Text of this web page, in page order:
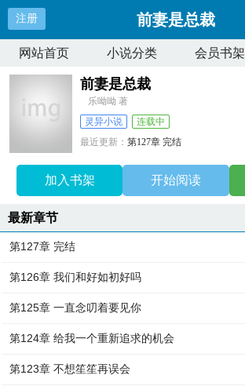
注册 前妻是总裁
网站首页 小说分类 会员书架
前妻是总裁
乐呦呦 著
灵异小说
连载中
最近更新：第127章 完结
加入书架 开始阅读
最新章节
第127章 完结
第126章 我们和好如初好吗
第125章 一直念叨着要见你
第124章 给我一个重新追求的机会
第123章 不想笙笙再误会